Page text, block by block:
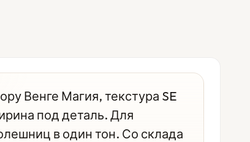
Венге Магия, текстура SE
под деталь. Для
в один тон. Со склада